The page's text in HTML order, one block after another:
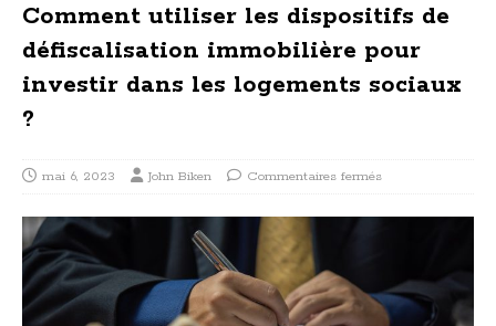
Comment utiliser les dispositifs de
défiscalisation immobilière pour
investir dans les logements sociaux
?
mai 6, 2023 John Biken Commentaires fermés